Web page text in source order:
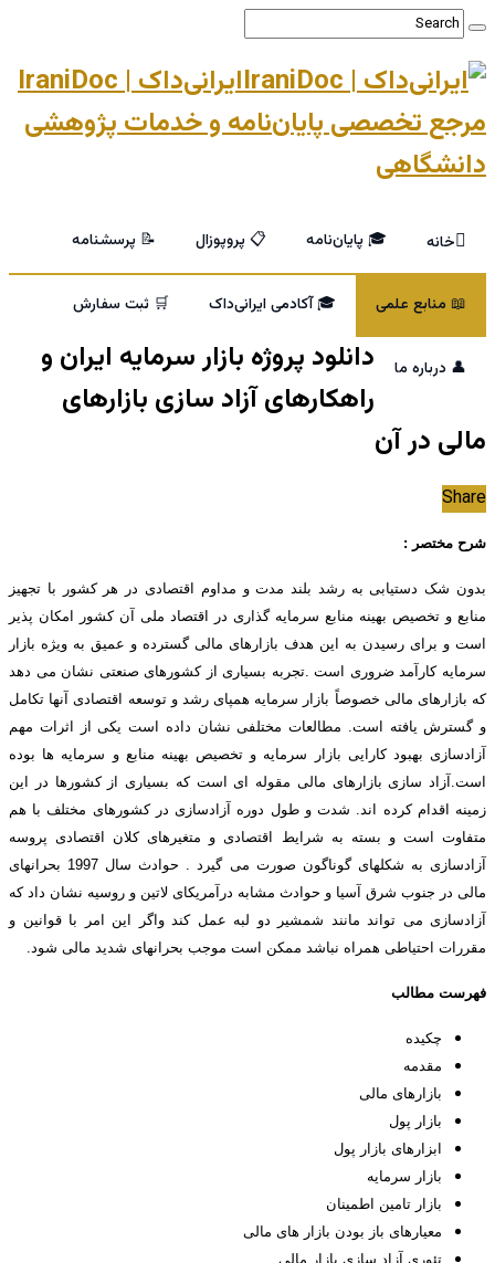
ایرانی‌داک | IraniDoc
مرجع تخصصی پایان‌نامه و خدمات پژوهشی
دانشگاهی
خانه 🎓 پایان‌نامه 📋 پروپوزال 📝 پرسشنامه
📖 منابع علمی 🎓 آکادمی ایرانی‌داک 🛒 ثبت سفارش
👤 درباره ما
دانلود پروژه بازار سرمایه ایران و
راهکارهای آزاد سازی بازارهای
مالی در آن
Share
شرح مختصر :
بدون شک دستیابی به رشد بلند مدت و مداوم اقتصادی در هر کشور با تجهیز
منابع و تخصیص بهینه منابع سرمایه گذاری در اقتصاد ملی آن کشور امکان پذیر
است و برای رسیدن به این هدف بازارهای مالی گسترده و عمیق به ویژه بازار
سرمایه کارآمد ضروری است .تجربه بسیاری از کشورهای صنعتی نشان می دهد
که بازارهای مالی خصوصاً بازار سرمایه همپای رشد و توسعه اقتصادی آنها تکامل
و گسترش یافته است. مطالعات مختلفی نشان داده است یکی از اثرات مهم
آزادسازی بهبود کارایی بازار سرمایه و تخصیص بهینه منابع و سرمایه ها بوده
است.آزاد سازی بازارهای مالی مقوله ای است که بسیاری از کشورها در این
زمینه اقدام کرده اند. شدت و طول دوره آزادسازی در کشورهای مختلف با هم
متفاوت است و بسته به شرایط اقتصادی و متغیرهای کلان اقتصادی پروسه
آزادسازی به شکلهای گوناگون صورت می گیرد . حوادث سال 1997 بحرانهای
مالی در جنوب شرق آسیا و حوادث مشابه درآمریکای لاتین و روسیه نشان داد که
آزادسازی می تواند مانند شمشیر دو لبه عمل کند واگر این امر با قوانین و
مقررات احتیاطی همراه نباشد ممکن است موجب بحرانهای شدید مالی شود.
فهرست مطالب
چکیده
مقدمه
بازارهای مالی
بازار پول
ابزارهای بازار پول
بازار سرمایه
بازار تامين اطمينان
معیارهای باز بودن بازار های مالی
تئوری آزاد سازی بازار مالی